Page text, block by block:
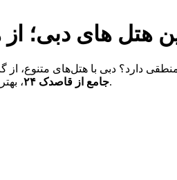
های دبی؛ از هتل های ۵ ستاره تا
دارد؟ دبی با هتل‌های متنوع،
جامع از قاصدک ۲۴، بهترین‌‌ها را بررسی کرده‌ایم تا با آگاهی کامل، رزرو هتل دبی را متناسب با نوع سفر خود انجام دهید.